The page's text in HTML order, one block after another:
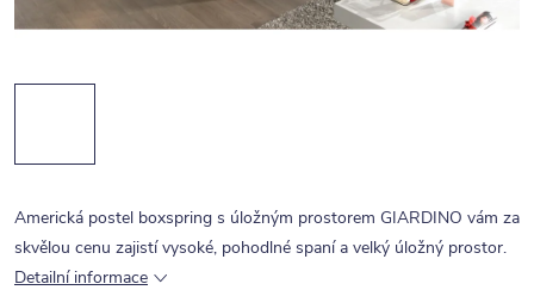
Americká postel boxspring s úložným prostorem GIARDINO vám za
skvělou cenu zajistí vysoké, pohodlné spaní a velký úložný prostor.
Detailní informace